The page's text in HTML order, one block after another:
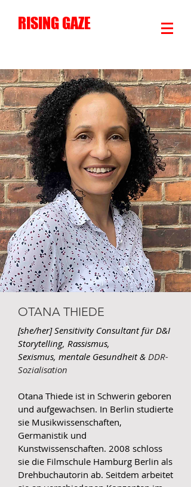
RISING GAZE
OTANA THIEDE
[she/her]Sensitivity Consultant fürD&I
Storytelling, Rassismus,
Sexismus, mentale Gesundheit & DDR-
Sozialisation
Otana Thiede ist in Schwerin geboren
und aufgewachsen. In Berlin studierte
sie Musikwissenschaften,
Germanistik und
Kunstwissenschaften. 2008 schloss
sie die Filmschule Hamburg Berlin als
Drehbuchautorin ab. Seitdem arbeitet